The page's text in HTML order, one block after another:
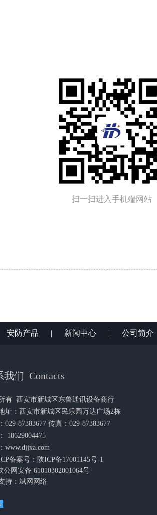
扫一扫进入手机端网站
安防产品 | 新闻中心| 公司简介
我们 Contacts
有 西安市新城区东鲁通讯设备商行
址：西安市新城区民乐园万达广场2栋
029-87383677 传真：029-87383677
18629004475
www.djjxa.com
备案号：陕ICP备17001145号-1
公网安备 61010302001064号
持： 斌网网络